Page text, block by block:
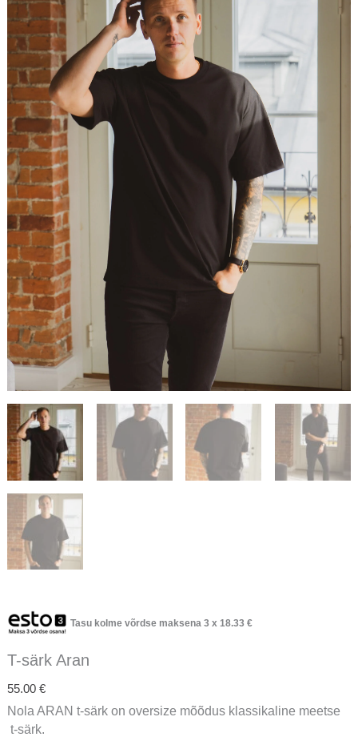
Tasu kolme võrdse maksena 3 x 18.33 €
T-särk Aran
55.00 €
Nola ARAN t-särk on oversize mõõdus klassikaline meetse
t-särk.